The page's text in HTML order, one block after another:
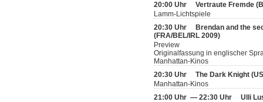
20:00 Uhr Vertraute Fremde
Lamm-Lichtspiele
20:30 Uhr
Brendan and the
(FRA/BEL/IRL 2009)
Preview
Originalfassung in englischer
Manhattan-Kinos
20:30 Uhr The Dark Knight
Manhattan-Kinos
21:00 Uhr — 22:30 Uhr Ulli